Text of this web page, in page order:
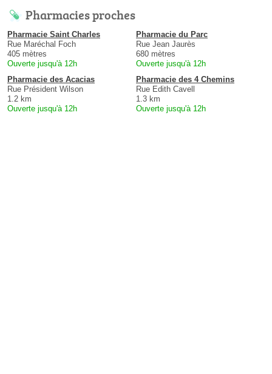
Pharmacies proches
Pharmacie Saint Charles
Rue Maréchal Foch
405 mètres
Ouverte jusqu'à 12h
Pharmacie du Parc
Rue Jean Jaurès
680 mètres
Ouverte jusqu'à 12h
Pharmacie des Acacias
Rue Président Wilson
1.2 km
Ouverte jusqu'à 12h
Pharmacie des 4 Chemins
Rue Edith Cavell
1.3 km
Ouverte jusqu'à 12h